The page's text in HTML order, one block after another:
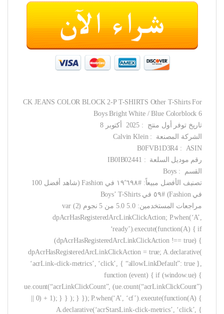
CK JEANS COLOR BLOCK 2-P T-SHIRTS Other T-Shirts For
Boys Bright White / Blue Colorblock 6
تاريخ توفر أول منتج ‏ : ‎ 2025 أكتوبر 8
الشركة المصنعة ‏ : ‎ Calvin Klein
ASIN ‏ : ‎ B0FVB1D3R4
رقم موديل السلعة ‏ : ‎ IB0IB02441
القسم ‏ : ‎ Boys
تصنيف الأفضل مبيعاً: #١٩٬٦٩٨ في Fashion (شاهد أفضل 100
في Fashion) #٥٩ في Boys’ T-Shirts
مراجعات المستخدمين: 5.0 5.0 من 5 نجوم (2) var
dpAcrHasRegisteredArcLinkClickAction; P.when(‘A’,
‘ready’).execute(function(A) { if
(dpAcrHasRegisteredArcLinkClickAction !== true) {
dpAcrHasRegisteredArcLinkClickAction = true; A.declarative(
‘acrLink-click-metrics’, ‘click’, { “allowLinkDefault”: true },
function (event) { if (window.ue) {
ue.count(“acrLinkClickCount”, (ue.count(“acrLinkClickCount”)
|| 0) + 1); } } ); } }); P.when(‘A’, ‘cf’).execute(function(A) {
A.declarative(‘acrStarsLink-click-metrics’, ‘click’, {